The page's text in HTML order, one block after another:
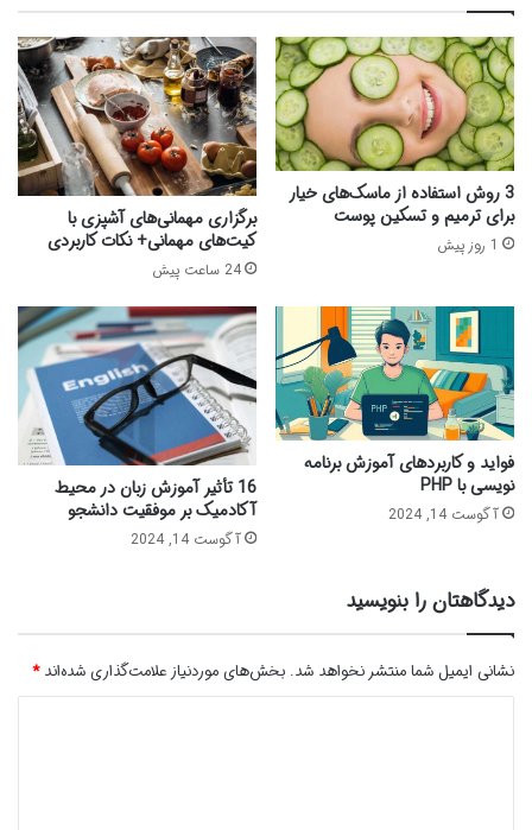
3 روش استفاده از ماسک‌های خیار
برای ترمیم و تسکین پوست
1 روز پیش
برگزاری مهمانی‌های آشپزی با
کیت‌های مهمانی+ نکات کاربردی
24 ساعت پیش
فواید و کاربردهای آموزش برنامه
نویسی با PHP
آگوست 14, 2024
16 تأثیر آموزش زبان در محیط‌
آکادمیک بر موفقیت دانشجو
آگوست 14, 2024
دیدگاهتان را بنویسید
نشانی ایمیل شما منتشر نخواهد شد. بخش‌های موردنیاز علامت‌گذاری شده‌اند*